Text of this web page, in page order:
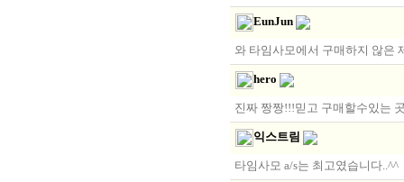
EunJun
와 타임사모에서 구매하지 않은
hero
진짜 짱짱!!!믿고 구매할수있는
익스트림
타임사모 a/s는 최고였습니다..^^